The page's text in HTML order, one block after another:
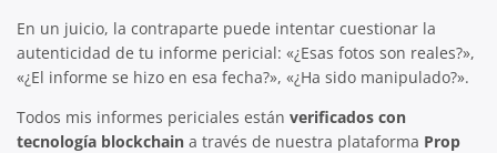
En un juicio, la contraparte puede intentar cuestionar la
autenticidad de tu informe pericial: «¿Esas fotos son reales?»,
«¿El informe se hizo en esa fecha?», «¿Ha sido manipulado?».
Todos mis informes periciales están verificados con
tecnología blockchain a través de nuestra plataforma Prop